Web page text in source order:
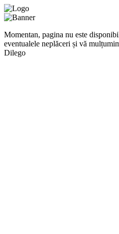
Momentan, pagina nu este
eventualele neplăceri și vă
Dilego